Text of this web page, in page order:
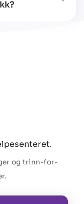
og trinn-for-